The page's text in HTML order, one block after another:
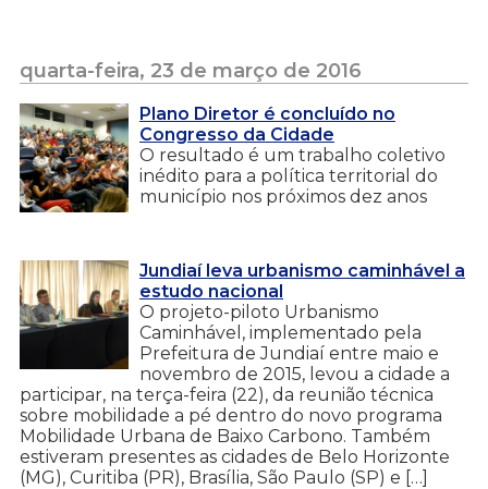
quarta-feira, 23 de março de 2016
Plano Diretor é concluído no
Congresso da Cidade
O resultado é um trabalho coletivo
inédito para a política territorial do
município nos próximos dez anos
Jundiaí leva urbanismo caminhável a
estudo nacional
O projeto-piloto Urbanismo
Caminhável, implementado pela
Prefeitura de Jundiaí entre maio e
novembro de 2015, levou a cidade a
participar, na terça-feira (22), da reunião técnica
sobre mobilidade a pé dentro do novo programa
Mobilidade Urbana de Baixo Carbono. Também
estiveram presentes as cidades de Belo Horizonte
(MG), Curitiba (PR), Brasília, São Paulo (SP) e […]